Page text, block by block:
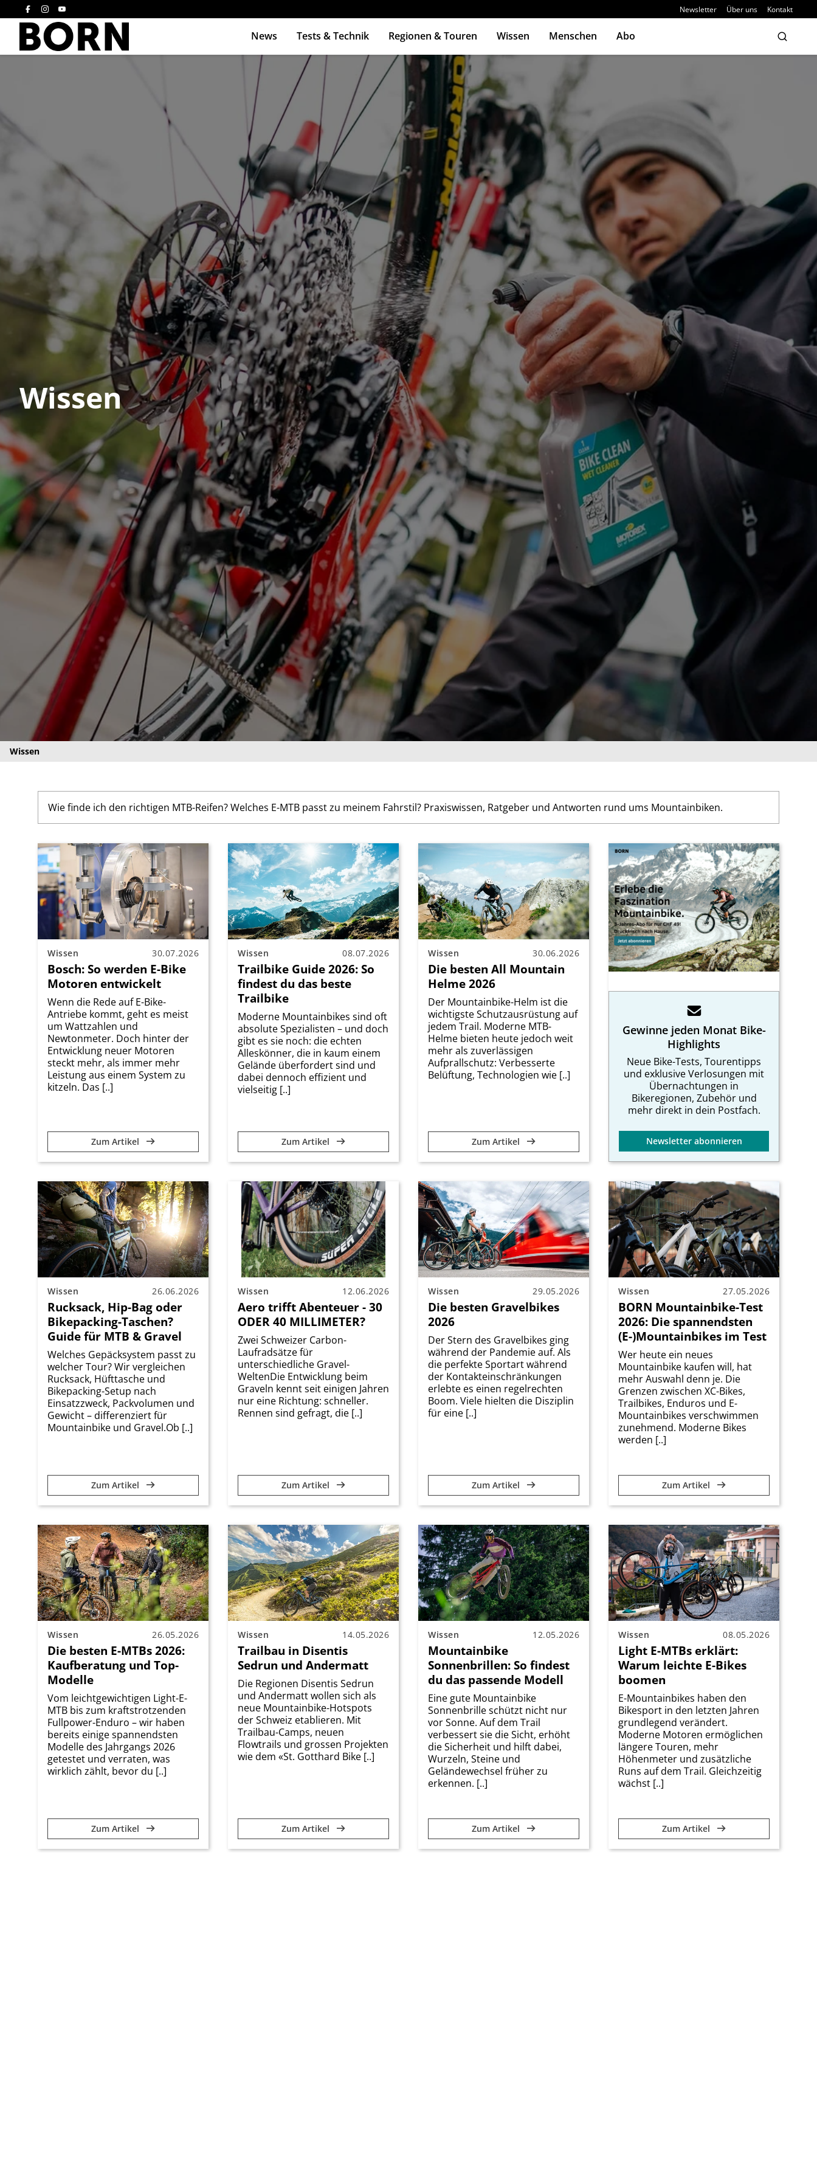
Newsletter Über uns Kontakt
News Tests & Technik Regionen & Touren Wissen Menschen Abo
Wissen
Wissen
Wie finde ich den richtigen MTB-Reifen? Welches E-MTB passt zu meinem Fahrstil? Praxiswissen, Ratgeber und Antworten rund ums Mountainbiken.
Wissen 30.07.2026
Bosch: So werden E-Bike
Motoren entwickelt
Wenn die Rede auf E-Bike-
Antriebe kommt, geht es meist
um Wattzahlen und
Newtonmeter. Doch hinter der
Entwicklung neuer Motoren
steckt mehr, als immer mehr
Leistung aus einem System zu
kitzeln. Das [..]
Zum Artikel
Wissen 08.07.2026
Trailbike Guide 2026: So
findest du das beste
Trailbike
Moderne Mountainbikes sind oft
absolute Spezialisten – und doch
gibt es sie noch: die echten
Alleskönner, die in kaum einem
Gelände überfordert sind und
dabei dennoch effizient und
vielseitig [..]
Zum Artikel
Wissen 30.06.2026
Die besten All Mountain
Helme 2026
Der Mountainbike-Helm ist die
wichtigste Schutzausrüstung auf
jedem Trail. Moderne MTB-
Helme bieten heute jedoch weit
mehr als zuverlässigen
Aufprallschutz: Verbesserte
Belüftung, Technologien wie [..]
Zum Artikel
Gewinne jeden Monat Bike-
Highlights
Neue Bike-Tests, Tourentipps
und exklusive Verlosungen mit
Übernachtungen in
Bikeregionen, Zubehör und
mehr direkt in dein Postfach.
Newsletter abonnieren
Wissen 26.06.2026
Rucksack, Hip-Bag oder
Bikepacking-Taschen?
Guide für MTB & Gravel
Welches Gepäcksystem passt zu
welcher Tour? Wir vergleichen
Rucksack, Hüfttasche und
Bikepacking-Setup nach
Einsatzzweck, Packvolumen und
Gewicht – differenziert für
Mountainbike und Gravel.Ob [..]
Zum Artikel
Wissen 12.06.2026
Aero trifft Abenteuer - 30
ODER 40 MILLIMETER?
Zwei Schweizer Carbon-
Laufradsätze für
unterschiedliche Gravel-
WeltenDie Entwicklung beim
Graveln kennt seit einigen Jahren
nur eine Richtung: schneller.
Rennen sind gefragt, die [..]
Zum Artikel
Wissen 29.05.2026
Die besten Gravelbikes
2026
Der Stern des Gravelbikes ging
während der Pandemie auf. Als
die perfekte Sportart während
der Kontakteinschränkungen
erlebte es einen regelrechten
Boom. Viele hielten die Disziplin
für eine [..]
Zum Artikel
Wissen 27.05.2026
BORN Mountainbike-Test
2026: Die spannendsten
(E-)Mountainbikes im Test
Wer heute ein neues
Mountainbike kaufen will, hat
mehr Auswahl denn je. Die
Grenzen zwischen XC-Bikes,
Trailbikes, Enduros und E-
Mountainbikes verschwimmen
zunehmend. Moderne Bikes
werden [..]
Zum Artikel
Wissen 26.05.2026
Die besten E-MTBs 2026:
Kaufberatung und Top-
Modelle
Vom leichtgewichtigen Light-E-
MTB bis zum kraftstrotzenden
Fullpower-Enduro – wir haben
bereits einige spannendsten
Modelle des Jahrgangs 2026
getestet und verraten, was
wirklich zählt, bevor du [..]
Zum Artikel
Wissen 14.05.2026
Trailbau in Disentis
Sedrun und Andermatt
Die Regionen Disentis Sedrun
und Andermatt wollen sich als
neue Mountainbike-Hotspots
der Schweiz etablieren. Mit
Trailbau-Camps, neuen
Flowtrails und grossen Projekten
wie dem «St. Gotthard Bike [..]
Zum Artikel
Wissen 12.05.2026
Mountainbike
Sonnenbrillen: So findest
du das passende Modell
Eine gute Mountainbike
Sonnenbrille schützt nicht nur
vor Sonne. Auf dem Trail
verbessert sie die Sicht, erhöht
die Sicherheit und hilft dabei,
Wurzeln, Steine und
Geländewechsel früher zu
erkennen. [..]
Zum Artikel
Wissen 08.05.2026
Light E-MTBs erklärt:
Warum leichte E-Bikes
boomen
E-Mountainbikes haben den
Bikesport in den letzten Jahren
grundlegend verändert.
Moderne Motoren ermöglichen
längere Touren, mehr
Höhenmeter und zusätzliche
Runs auf dem Trail. Gleichzeitig
wächst [..]
Zum Artikel